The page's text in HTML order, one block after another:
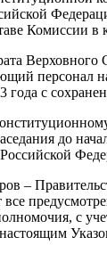
Комиссии в
персонал
года с
до
с